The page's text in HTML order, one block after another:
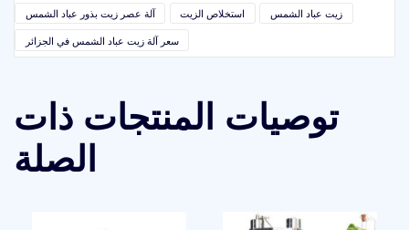
آلة عصر زيت بذور عباد الشمس استخلاص الزيت
زيت عباد الشمس
سعر آلة زيت عباد الشمس في الجزائر
توصيات المنتجات ذات
الصلة